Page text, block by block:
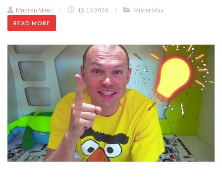
Мистер Макс / 13.10.2020 / Mister Max
READ MORE